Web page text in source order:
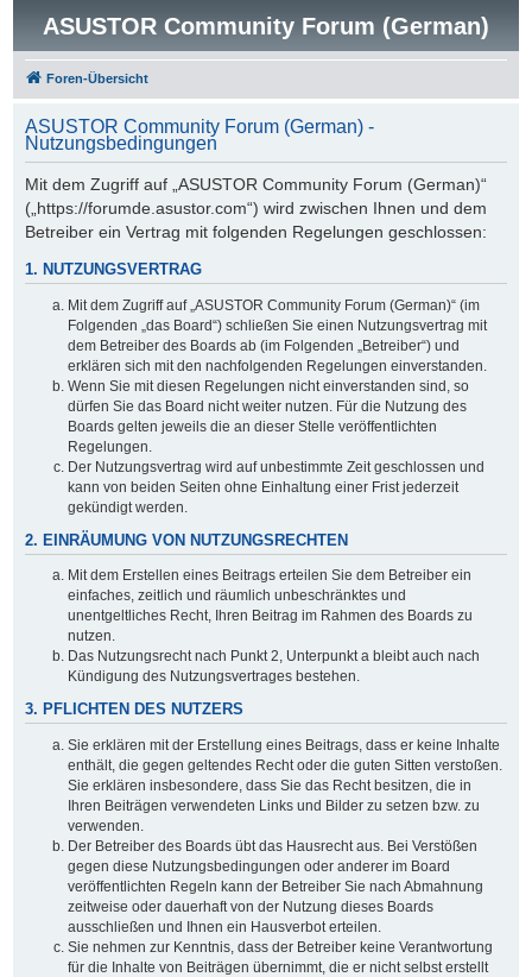
ASUSTOR Community Forum (German)
Foren-Übersicht
ASUSTOR Community Forum (German) -
Nutzungsbedingungen
Mit dem Zugriff auf „ASUSTOR Community Forum (German)“
(„https://forumde.asustor.com“) wird zwischen Ihnen und dem
Betreiber ein Vertrag mit folgenden Regelungen geschlossen:
1. NUTZUNGSVERTRAG
Mit dem Zugriff auf „ASUSTOR Community Forum (German)“ (im
Folgenden „das Board“) schließen Sie einen Nutzungsvertrag mit
dem Betreiber des Boards ab (im Folgenden „Betreiber“) und
erklären sich mit den nachfolgenden Regelungen einverstanden.
Wenn Sie mit diesen Regelungen nicht einverstanden sind, so
dürfen Sie das Board nicht weiter nutzen. Für die Nutzung des
Boards gelten jeweils die an dieser Stelle veröffentlichten
Regelungen.
Der Nutzungsvertrag wird auf unbestimmte Zeit geschlossen und
kann von beiden Seiten ohne Einhaltung einer Frist jederzeit
gekündigt werden.
2. EINRÄUMUNG VON NUTZUNGSRECHTEN
Mit dem Erstellen eines Beitrags erteilen Sie dem Betreiber ein
einfaches, zeitlich und räumlich unbeschränktes und
unentgeltliches Recht, Ihren Beitrag im Rahmen des Boards zu
nutzen.
Das Nutzungsrecht nach Punkt 2, Unterpunkt a bleibt auch nach
Kündigung des Nutzungsvertrages bestehen.
3. PFLICHTEN DES NUTZERS
Sie erklären mit der Erstellung eines Beitrags, dass er keine Inhalte
enthält, die gegen geltendes Recht oder die guten Sitten verstoßen.
Sie erklären insbesondere, dass Sie das Recht besitzen, die in
Ihren Beiträgen verwendeten Links und Bilder zu setzen bzw. zu
verwenden.
Der Betreiber des Boards übt das Hausrecht aus. Bei Verstößen
gegen diese Nutzungsbedingungen oder anderer im Board
veröffentlichten Regeln kann der Betreiber Sie nach Abmahnung
zeitweise oder dauerhaft von der Nutzung dieses Boards
ausschließen und Ihnen ein Hausverbot erteilen.
Sie nehmen zur Kenntnis, dass der Betreiber keine Verantwortung
für die Inhalte von Beiträgen übernimmt, die er nicht selbst erstellt